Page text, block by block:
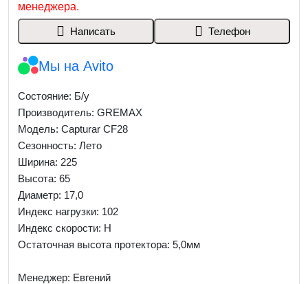
менеджера.
Написать Телефон
Мы на Avito
Состояние: Б/у
Производитель: GREMAX
Модель: Capturar CF28
Сезонность: Лето
Ширина: 225
Высота: 65
Диаметр: 17,0
Индекс нагрузки: 102
Индекс скорости: H
Остаточная высота протектора: 5,0мм
Менеджер: Евгений